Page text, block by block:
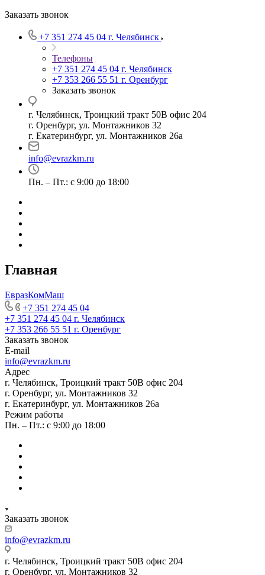
Заказать звонок
+7 351 274 45 04 г. Челябинск
Телефоны
+7 351 274 45 04 г. Челябинск
+7 353 266 55 51 г. Оренбург
Заказать звонок
г. Челябинск, Троицкий тракт 50В офис 204
г. Оренбург, ул. Монтажников 32
г. Екатеринбург, ул. Монтажников 26а
info@evrazkm.ru
Пн. – Пт.: с 9:00 до 18:00
Главная
ЕвразКомМаш
+7 351 274 45 04
+7 351 274 45 04 г. Челябинск
+7 353 266 55 51 г. Оренбург
Заказать звонок
E-mail
info@evrazkm.ru
Адрес
г. Челябинск, Троицкий тракт 50В офис 204
г. Оренбург, ул. Монтажников 32
г. Екатеринбург, ул. Монтажников 26а
Режим работы
Пн. – Пт.: с 9:00 до 18:00
Заказать звонок
info@evrazkm.ru
г. Челябинск, Троицкий тракт 50В офис 204
г. Оренбург, ул. Монтажников 32